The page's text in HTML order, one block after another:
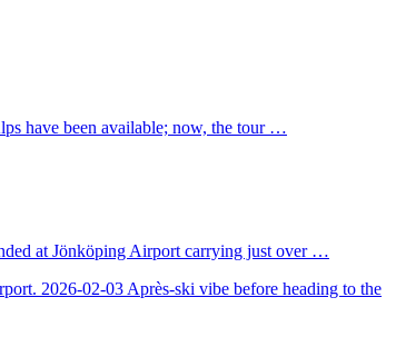
have been available; now, the tour …
at Jönköping Airport carrying just over …
2026-02-03Après-ski vibe before heading to the